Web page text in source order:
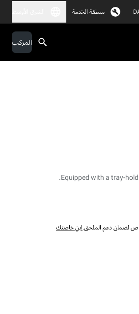
منطقة الخدمة
المركب
Equipped with a tray-
لضمان دعم الملحق.ابنِ خاصتك